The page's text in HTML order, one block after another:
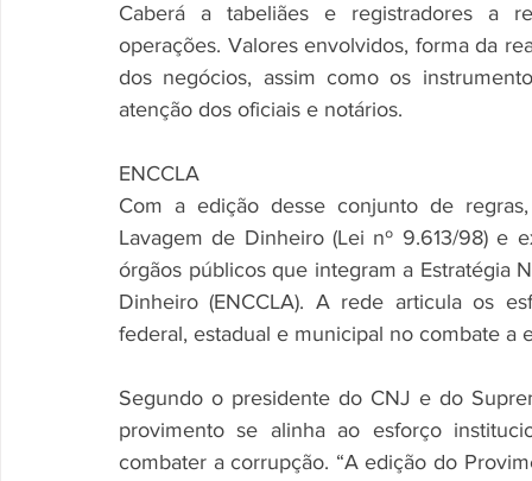
Caberá a tabeliães e registradores a
operações. Valores envolvidos, forma da
dos negócios, assim como os
atenção dos oficiais e notários.
ENCCLA
Com a edição desse conjunto de
Lavagem de Dinheiro (Lei nº 9.613/98) e
órgãos públicos que integram a Estratégia
Dinheiro (ENCCLA). A rede articula os
federal, estadual e municipal no combate a
Segundo o presidente do CNJ e do
provimento se alinha ao esforço
combater a corrupção. “A edição do